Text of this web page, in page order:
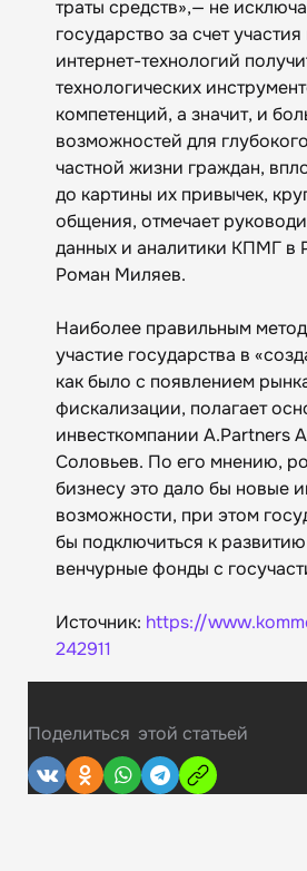
траты средств»,— не
государство за счет
интернет-технологий
технологических
компетенций, а значит, и
возможностей для
частной жизни граждан,
до картины их привычек,
общения, отмечает
данных и аналитики КПМГ в
Роман Миляев.
Наиболее правильным
участие государства в
как было с появлением
фискализации, полагает
инвесткомпании A.Partners
Соловьев. По его мнению,
бизнесу это дало бы новые
возможности, при этом
бы подключиться к
венчурные фонды с
Источник: https://
242911
Поделиться этой статьей